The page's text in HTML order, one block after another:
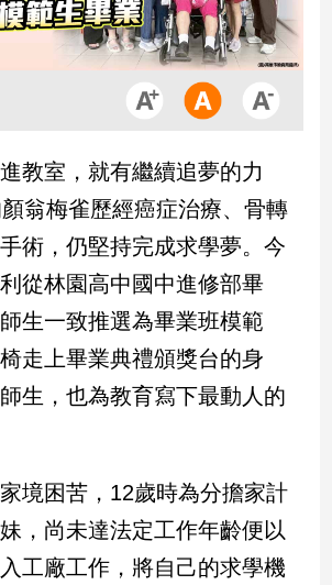
進教室，就有繼續追夢的力
翁梅雀歷經癌症治療、骨轉
術，仍堅持完成求學夢。今
從林園高中國中進修部畢
生一致推選為畢業班模範
走上畢業典禮頒獎台的身
生，也為教育寫下最動人的
境困苦，12歲時為分擔家計
，尚未達法定工作年齡便以
工廠工作，將自己的求學機